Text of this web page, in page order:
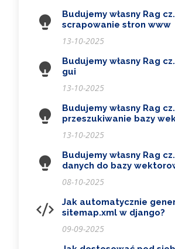
Budujemy własny Rag
scrapowanie stron www
13-10-2025
Budujemy własny Rag
gui
13-10-2025
Budujemy własny Rag
przeszukiwanie bazy
13-10-2025
Budujemy własny Rag
danych do bazy
08-10-2025
Jak automatycznie
sitemap.xml w django?
09-09-2025